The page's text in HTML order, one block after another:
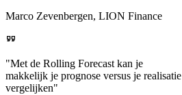
Custom variabelen in Model
Tabellen naar XLSX exporteren
Marco Zevenbergen, LION Finance
"Met de Rolling Forecast kan je
makkelijk je prognose versus je realisatie
vergelijken"